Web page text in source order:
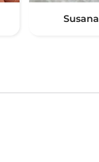
Susana